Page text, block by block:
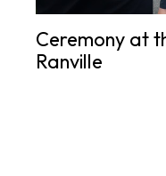
Ceremony at
Ranville